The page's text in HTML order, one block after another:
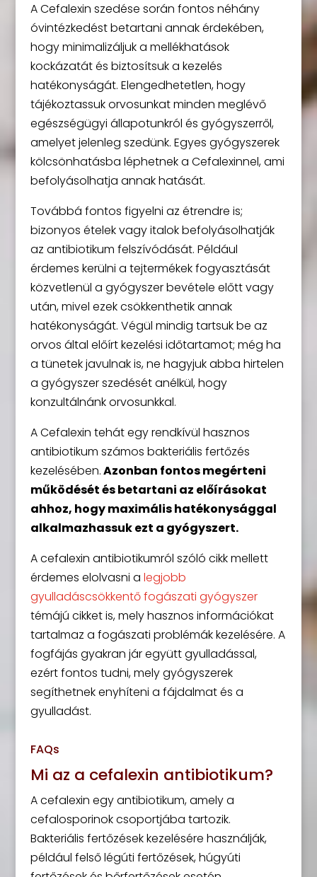
A Cefalexin szedése során fontos néhány
óvintézkedést betartani annak érdekében,
hogy minimalizáljuk a mellékhatások
kockázatát és biztosítsuk a kezelés
hatékonyságát. Elengedhetetlen, hogy
tájékoztassuk orvosunkat minden meglévő
egészségügyi állapotunkról és gyógyszerről,
amelyet jelenleg szedünk. Egyes gyógyszerek
kölcsönhatásba léphetnek a Cefalexinnel, ami
befolyásolhatja annak hatását.
Továbbá fontos figyelni az étrendre is;
bizonyos ételek vagy italok befolyásolhatják
az antibiotikum felszívódását. Például
érdemes kerülni a tejtermékek fogyasztását
közvetlenül a gyógyszer bevétele előtt vagy
után, mivel ezek csökkenthetik annak
hatékonyságát. Végül mindig tartsuk be az
orvos által előírt kezelési időtartamot; még ha
a tünetek javulnak is, ne hagyjuk abba hirtelen
a gyógyszer szedését anélkül, hogy
konzultálnánk orvosunkkal.
A Cefalexin tehát egy rendkívül hasznos
antibiotikum számos bakteriális fertőzés
kezelésében.Azonban fontos megérteni
működését és betartani az előírásokat
ahhoz, hogy maximális hatékonysággal
alkalmazhassuk ezt a gyógyszert.
A cefalexin antibiotikumról szóló cikk mellett
érdemes elolvasni a legjobb
gyulladáscsökkentő fogászati gyógyszer
témájú cikket is, mely hasznos információkat
tartalmaz a fogászati problémák kezelésére. A
fogfájás gyakran jár együtt gyulladással,
ezért fontos tudni, mely gyógyszerek
segíthetnek enyhíteni a fájdalmat és a
gyulladást.
FAQs
Mi az a cefalexin antibiotikum?
A cefalexin egy antibiotikum, amely a
cefalosporinok csoportjába tartozik.
Bakteriális fertőzések kezelésére használják,
például felső légúti fertőzések, húgyúti